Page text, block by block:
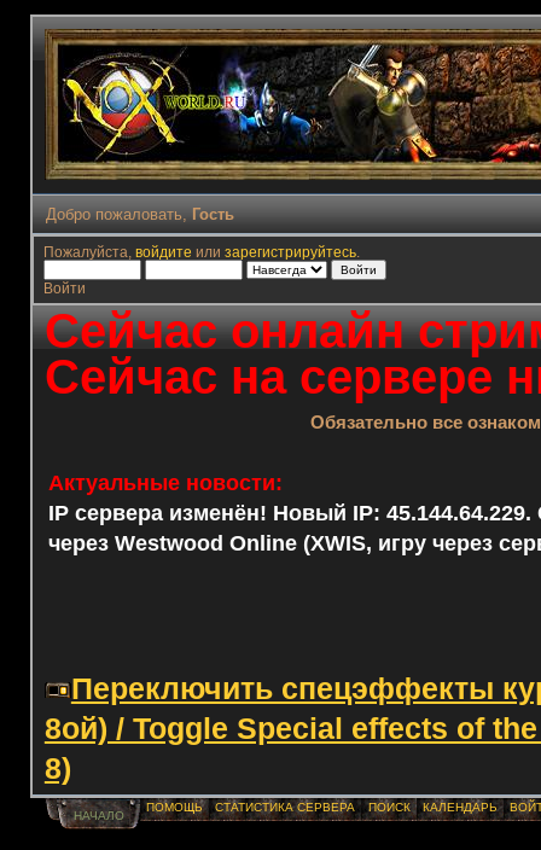
Добро пожаловать, Гость
Пожалуйста, войдите или зарегистрируйтесь.
Войти
Сейчас онлайн
Сейчас на сервере
Обязательно все
Актуальные новости:
IP сервера изменён! Новый IP: 45.144.64.229.
через Westwood Online (XWIS, игру через
Переключить спецэффекты
8ой) / Toggle Special effects of
8)
НАЧАЛО
ПОМОЩЬ СТАТИСТИКА СЕРВЕРА ПОИСК КАЛЕНДАРЬ